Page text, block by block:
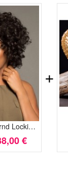
Chic Schimmernd Lockig Spitzefront Kunsthaar Perücke
€
+